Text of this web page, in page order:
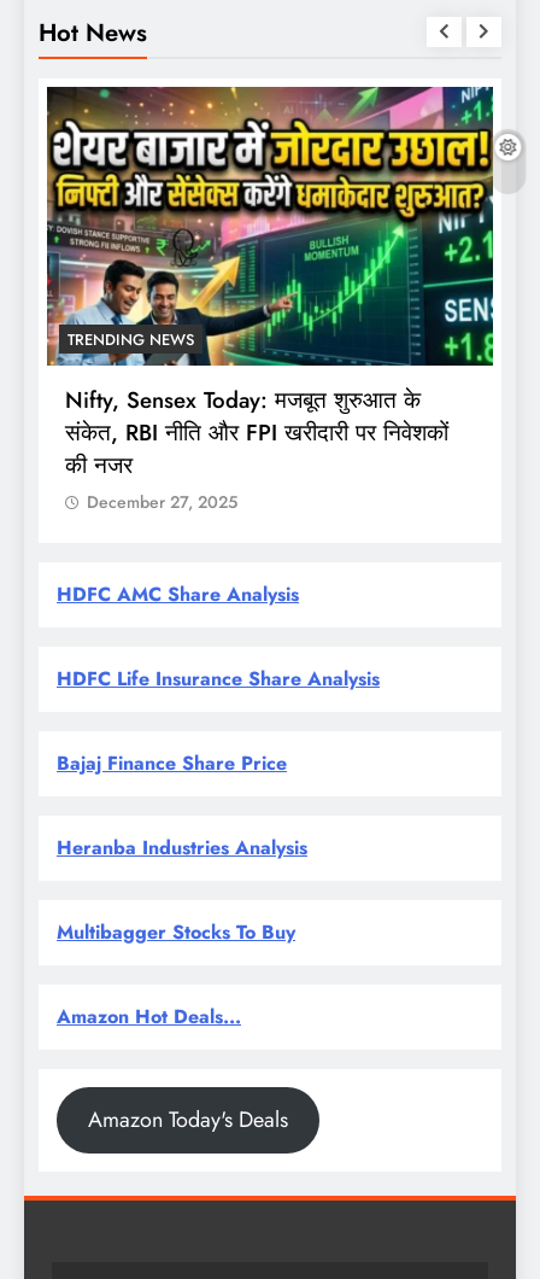
Hot News
TRENDING NEWS
Nifty, Sensex Today: मजबूत शुरुआत के
संकेत, RBI नीति और FPI खरीदारी पर निवेशकों
की नजर
December 27, 2025
HDFC AMC Share Analysis
HDFC Life Insurance Share Analysis
Bajaj Finance Share Price
Heranba Industries Analysis
Multibagger Stocks To Buy
Amazon Hot Deals...
Amazon Today's Deals